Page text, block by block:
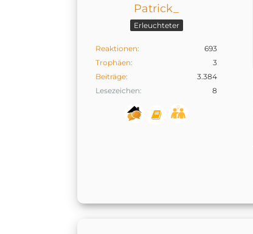
Patrick_
Erleuchteter
Reaktionen
693
Trophäen
3
Beiträge
3.384
Lesezeichen
8